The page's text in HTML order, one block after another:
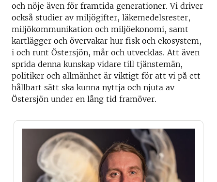
och nöje även för framtida generationer. Vi driver
också studier av miljögifter, läkemedelsrester,
miljökommunikation och miljöekonomi, samt
kartlägger och övervakar hur fisk och ekosystem,
i och runt Östersjön, mår och utvecklas. Att även
sprida denna kunskap vidare till tjänstemän,
politiker och allmänhet är viktigt för att vi på ett
hållbart sätt ska kunna nyttja och njuta av
Östersjön under en lång tid framöver.